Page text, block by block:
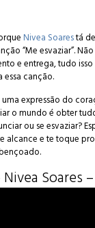
Nivea Soarestá
“Me esvaziar”.
e entrega, tudo
canção.
expressão do
o mundo é obter
ou se esvaziar?
alcance e te toque
Soares